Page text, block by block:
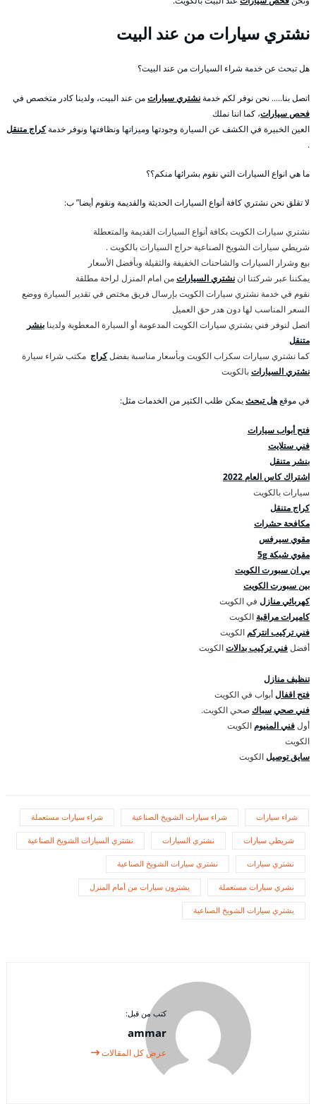
نشتري سيارات من عند البيت
هل تبحث عن خدمة شراء السيارات من عند البيت؟
اتصل بنا….. نحن نوفر لكم خدمةنشتري سياراتمن عند البيت، ولدينا كادر متخصص في
فحص سيارات، كما اننا نملك
العين الخبيرة في الكشف عن السيارة وجودتها وميزاتها ونظافتها ونوفر خدمةكراج متنقل
.
ما هي انواع السيارات التي نقوم بشرائها منكم؟؟
لا تقلق نحن نشتري كافة أنواع السيارات الحديثة والقديمة ونقوم أيضا” ب:
نشتري سيارات الكويت بكافة أنواع السيارات القديمة والمتعطلة
شريطي سيارات الشويخ الصناعية حراج السيارات بالكويت .
بيع وشرار السيارات والشاحنات الخفيفة والثقيلة وبأفضل الأسعار
يمكننا عبر شركتنا ان نشتري السياراتمن امام المنزل لراحة مطلقة
نقوم في خدمة نشتري سيارات الكويت بإرسال فريق مختص في تقدير السيارة ووضع
السعر المناسب لها دون هدر حق العميل
اتصل لنوفر فني يشتري سيارات الكويت المدعومة أو السيارة المعطوبة ولدينا بنشر
متنقل
كما نشتري سيارات سكراب الكويت وبأسعار مناسبة بفضلكراج مكتب شراء سيارة
نشتري السياراتبالكويت
في موقعهل تبحثيمكن طلب الكثير من الخدمات مثل:
فتح أبواب سيارات
فني ستلايت
بنشر متنقل
اشتراك كاس العام 2022
سيارات بالكويت
كراج متنقل
مكافحة حشرات
مقوي سيرفس
مقوي شبكة 5g
بي ان سبورت الكويت
بين سبورت الكويت
كهربائي منازل في الكويت
كاميرات مراقبة الكويت
فني تركيب انتركم الكويت
أفضلفني تركيب بدالاتالكويت
تنظيف منازل
فتح اقفالأبواب في الكويت
فني صحيسباك صحي الكويت.
أولفني المنيومالكويت
الكويت
سايق توصيلالكويت
شراء سيارات شراء سيارات الشويخ الصناعية شراء سيارات مستعملة
شريطي سيارات نشتري السيارات نشتري السيارات الشويخ الصناعية
نشتري سيارات نشتري سيارات الشويخ الصناعية
نشري سيارات مستعملة يشترون سيارات من أمام المنزل
يشتري سيارات الشويخ الصناعية
كتب من قبل:
ammar
عرض كل المقالات